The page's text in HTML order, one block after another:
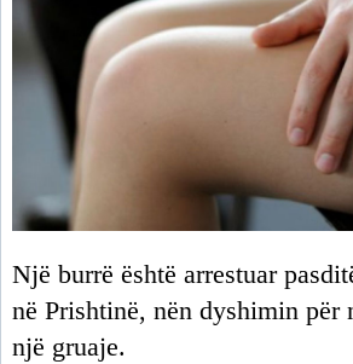
Një burrë është arrestuar
në Prishtinë, nën dyshimin për
një gruaje.